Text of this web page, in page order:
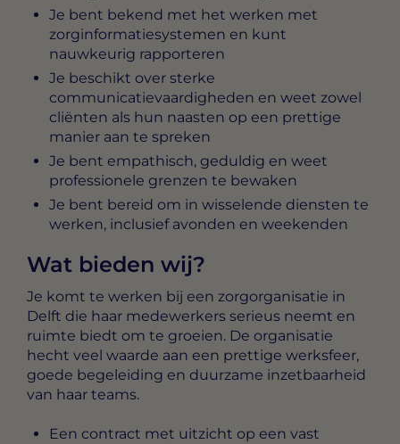
Je bent bekend met het werken met
zorginformatiesystemen en kunt
nauwkeurig rapporteren
Je beschikt over sterke
communicatievaardigheden en weet zowel
cliënten als hun naasten op een prettige
manier aan te spreken
Je bent empathisch, geduldig en weet
professionele grenzen te bewaken
Je bent bereid om in wisselende diensten te
werken, inclusief avonden en weekenden
Wat bieden wij?
Je komt te werken bij een zorgorganisatie in
Delft die haar medewerkers serieus neemt en
ruimte biedt om te groeien. De organisatie
hecht veel waarde aan een prettige werksfeer,
goede begeleiding en duurzame inzetbaarheid
van haar teams.
Een contract met uitzicht op een vast